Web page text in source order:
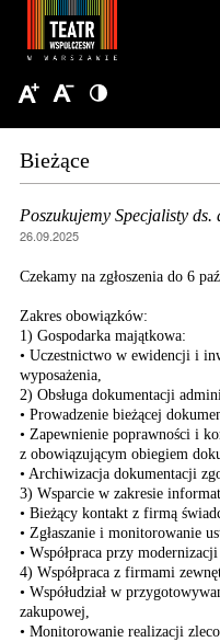
Bieżące
Poszukujemy Specjalisty
26.09.2025
Czekamy na zgłoszenia do 6
Zakres obowiązków:
1) Gospodarka majątkowa:
• Uczestnictwo w ewidencji i
wyposażenia,
2) Obsługa dokumentacji
• Prowadzenie bieżącej
• Zapewnienie poprawności i
z obowiązującym obiegiem
• Archiwizacja dokumentacji
3) Wsparcie w zakresie
• Bieżący kontakt z firmą
• Zgłaszanie i monitorowanie
• Współpraca przy
4) Współpraca z firmami
• Współudział w
zakupowej,
• Monitorowanie realizacji